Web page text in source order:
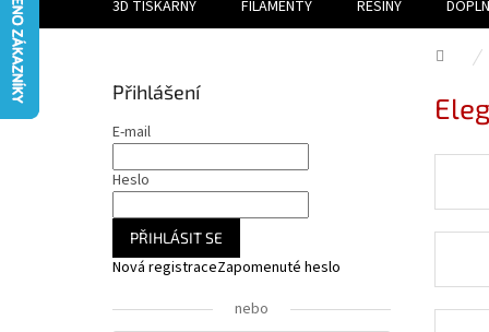
3D TISKÁRNY FILAMENTY RESINY
Domů
Přihlášení
E-mail
Heslo
PŘIHLÁSIT SE
Nová registraceZapomenuté heslo
nebo